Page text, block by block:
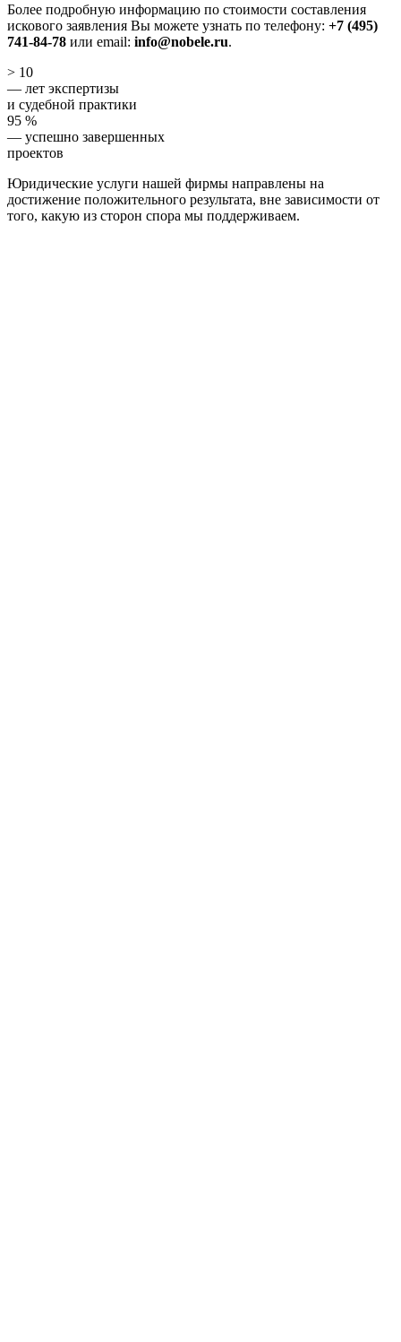
Более подробную информацию по стоимости составления
искового заявления Вы можете узнать по телефону: +7 (495)
741-84-78 или email: info@nobele.ru.
> 10
— лет экспертизы
и судебной практики
95 %
— успешно завершенных
проектов
Юридические услуги нашей фирмы направлены на
достижение положительного результата, вне зависимости от
того, какую из сторон спора мы поддерживаем.